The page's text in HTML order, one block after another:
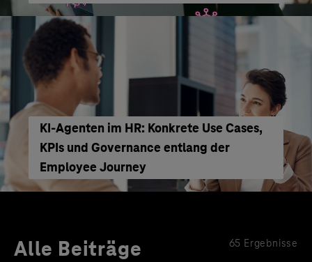
KI‑Agenten im HR: Konkrete Use Cases,
KPIs und Governance entlang der
Employee Journey
Alle Beiträge 65 Ergebnisse